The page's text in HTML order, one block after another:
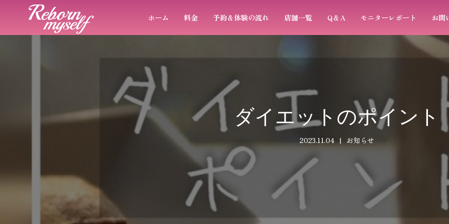
ホーム 料金 予約＆体験の流れ 店舗一覧 Q＆A モニターレポート お問
ダイエットのポイント
2023.11.04 お知らせ